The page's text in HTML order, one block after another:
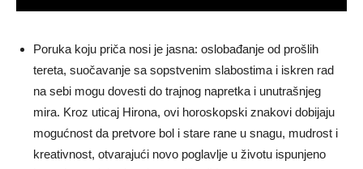
Poruka koju priča nosi je jasna: oslobađanje od prošlih
tereta, suočavanje sa sopstvenim slabostima i iskren rad
na sebi mogu dovesti do trajnog napretka i unutrašnjeg
mira. Kroz uticaj Hirona, ovi horoskopski znakovi dobijaju
mogućnost da pretvore bol i stare rane u snagu, mudrost i
kreativnost, otvarajući novo poglavlje u životu ispunjeno